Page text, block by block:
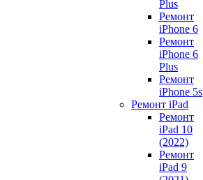
Plus
Ремонт
iPhone 6
Ремонт
iPhone 6
Plus
Ремонт
iPhone 5s
Ремонт iPad
Ремонт
iPad 10
(2022)
Ремонт
iPad 9